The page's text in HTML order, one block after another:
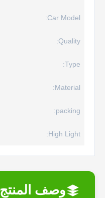
Car Model:
Quality:
Type:
Material:
packing:
High Light:
وصف المنتج